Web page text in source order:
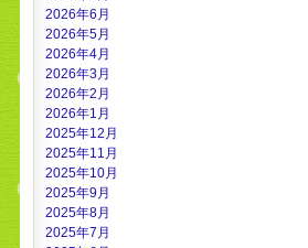
2026年6月
2026年5月
2026年4月
2026年3月
2026年2月
2026年1月
2025年12月
2025年11月
2025年10月
2025年9月
2025年8月
2025年7月